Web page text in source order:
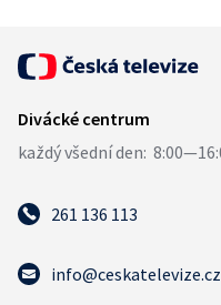
261 136 113
info@ceskatelevize.cz